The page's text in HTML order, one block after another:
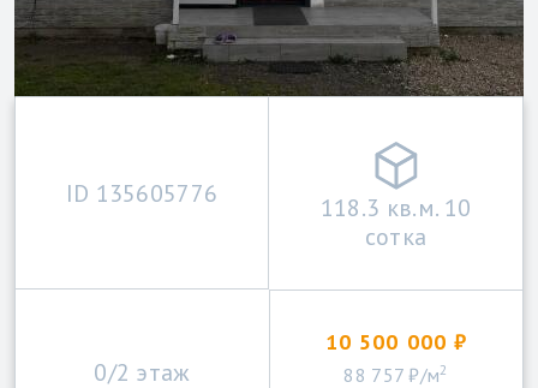
ID 135605776
118.3 кв.м. 10
сотка
0/2 этаж
10 500 000 ₽
88 757 ₽/м2